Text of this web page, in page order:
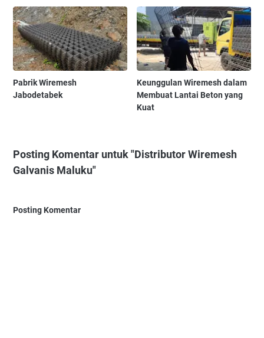
Pabrik Wiremesh
Jabodetabek
Keunggulan Wiremesh dalam
Membuat Lantai Beton yang
Kuat
Posting Komentar untuk "Distributor Wiremesh
Galvanis Maluku"
Posting Komentar